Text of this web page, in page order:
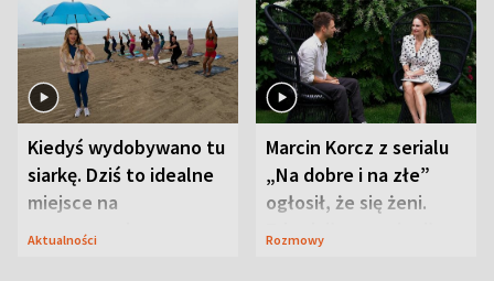
Kiedyś wydobywano tu
siarkę. Dziś to idealne
miejsce na
wypoczynek
Aktualności
Marcin Korcz z serialu
„Na dobre i na złe”
ogłosił, że się żeni.
Zdradził, co zmienił
Rozmowy